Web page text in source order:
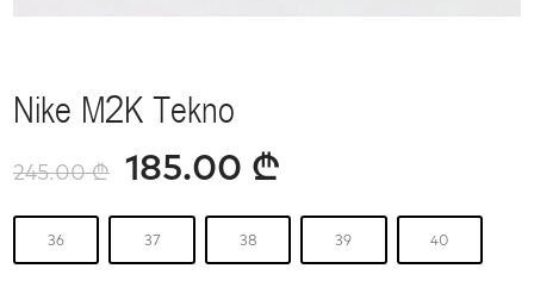
Nike M2K Tekno
245.00₾ 185.00 ₾
36 37 38 39 40